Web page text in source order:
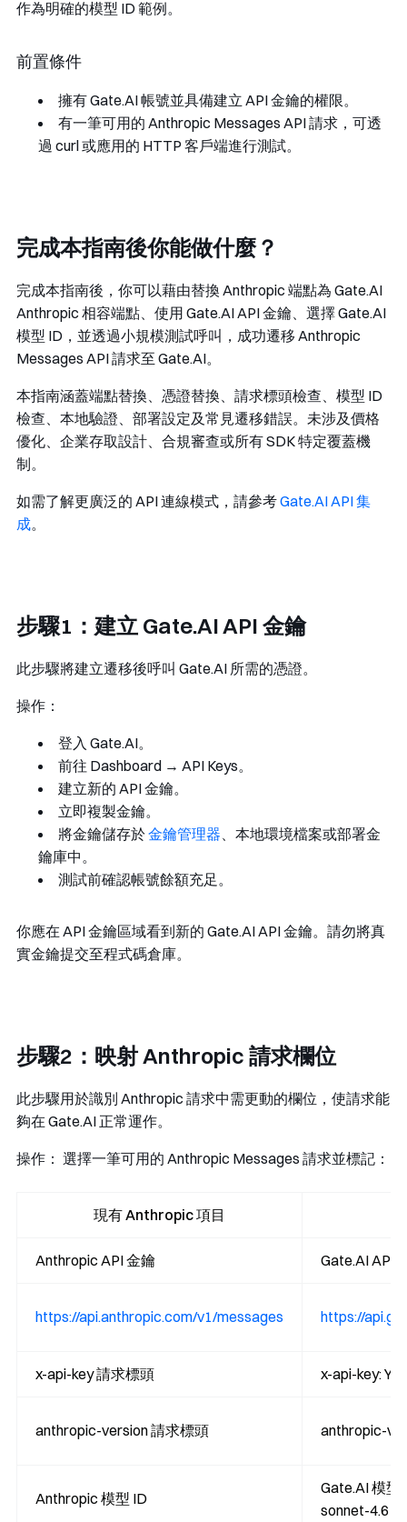
作為明確的模型 ID 範例。
前置條件
擁有 Gate.AI 帳號並具備建立 API 金鑰的權限。
有一筆可用的 Anthropic Messages API 請求，可透
過 curl 或應用的 HTTP 客戶端進行測試。
完成本指南後你能做什麼？
完成本指南後，你可以藉由替換 Anthropic 端點為 Gate.AI
Anthropic 相容端點、使用 Gate.AI API 金鑰、選擇 Gate.AI
模型 ID，並透過小規模測試呼叫，成功遷移 Anthropic
Messages API 請求至 Gate.AI。
本指南涵蓋端點替換、憑證替換、請求標頭檢查、模型 ID
檢查、本地驗證、部署設定及常見遷移錯誤。未涉及價格
優化、企業存取設計、合規審查或所有 SDK 特定覆蓋機
制。
如需了解更廣泛的 API 連線模式，請參考Gate.AI API 集
成。
步驟1：建立 Gate.AI API 金鑰
此步驟將建立遷移後呼叫 Gate.AI 所需的憑證。
操作：
登入 Gate.AI。
前往 Dashboard → API Keys。
建立新的 API 金鑰。
立即複製金鑰。
將金鑰儲存於金鑰管理器、本地環境檔案或部署金
鑰庫中。
測試前確認帳號餘額充足。
你應在 API 金鑰區域看到新的 Gate.AI API 金鑰。請勿將真
實金鑰提交至程式碼倉庫。
步驟2：映射 Anthropic 請求欄位
此步驟用於識別 Anthropic 請求中需更動的欄位，使請求能
夠在 Gate.AI 正常運作。
操作： 選擇一筆可用的 Anthropic Messages 請求並標記：
現有 Anthropic 項目
Anthropic API 金鑰 Gate.AI API
https://api.anthropic.com/v1/messages https://
x-api-key 請求標頭 x-api-key:
anthropic-version 請求標頭 anthropic-
Anthropic 模型 ID
Gate.AI 模型
sonnet-4.6